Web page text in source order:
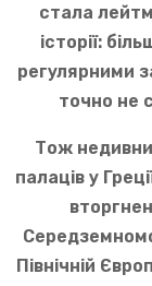
стала
історії:
регулярними
точно не
Тож
палаців у
Північній